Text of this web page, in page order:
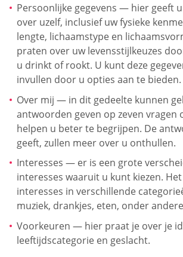
Persoonlijke gegevens — hier geeft
over uzelf, inclusief uw fysieke
lengte, lichaamstype en
praten over uw levensstijlkeuzes
u drinkt of rookt. U kunt deze
invullen door u opties aan te bieden.
Over mij — in dit gedeelte kunnen
antwoorden geven op zeven vragen
helpen u beter te begrijpen. De
geeft, zullen meer over u onthullen.
Interesses — er is een grote
interesses waaruit u kunt kiezen.
interesses in verschillende
muziek, drankjes, eten, onder
Voorkeuren — hier praat je over je
leeftijdscategorie en geslacht.